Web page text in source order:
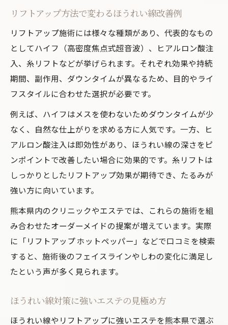
リフトアップ方法で変わるほうれい線改善例
リフトアップ施術には様々な種類があり、代表的なもの
としてハイフ（高密度焦点式超音波）、ヒアルロン酸注
入、糸リフトなどが挙げられます。それぞれ効果や持続
期間、副作用、ダウンタイムが異なるため、目的やライ
フスタイルに合わせた選択が必要です。
例えば、ハイフはメスを使わないためダウンタイムが少
なく、自然な仕上がりを求める方に人気です。一方、ヒ
アルロン酸注入は即効性があり、ほうれい線の深さをピ
ンポイントで改善したい場合に効果的です。糸リフトは
しっかりとしたリフトアップ効果が期待でき、たるみが
強い方に向いています。
熊本県内のクリニックやエステでは、これらの施術を組
み合わせたオーダーメイドの提案が増えています。実際
に「リフトアップ ホットペッパー」などで口コミを検索
すると、施術後のフェイスラインやしわの変化に満足し
たという声が多く見られます。
ほうれい線対策に強いエステの見極め方
ほうれい線やリフトアップに強いエステを熊本県で選ぶ